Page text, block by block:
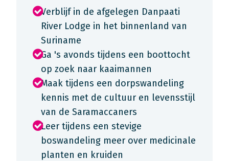
Verblijf in de afgelegen Danpaati
River Lodge in het binnenland van
Suriname
Ga 's avonds tijdens een boottocht
op zoek naar kaaimannen
Maak tijdens een dorpswandeling
kennis met de cultuur en levensstijl
van de Saramaccaners
Leer tijdens een stevige
boswandeling meer over medicinale
planten en kruiden